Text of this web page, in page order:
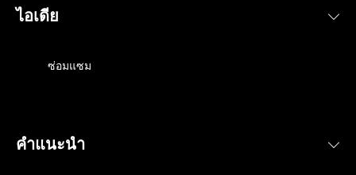
ไอเดีย
ซ่อมแซม
คำแนะนำ